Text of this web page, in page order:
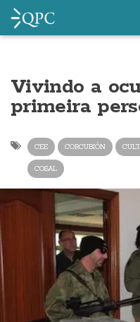
Vivindo a
primeira
CEE CORCUBIÓN
COSAL